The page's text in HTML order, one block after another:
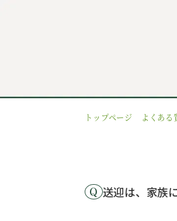
トップページ よくある
送迎は、家族